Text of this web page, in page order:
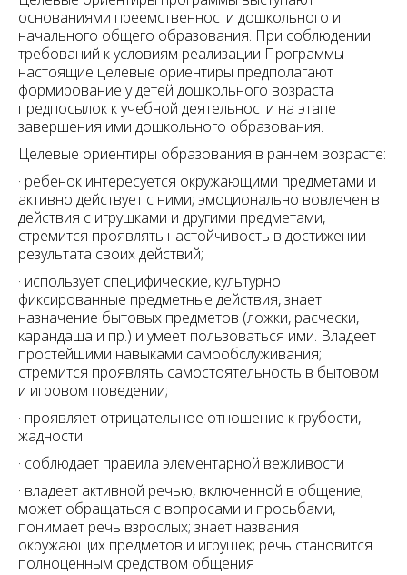
основаниями преемственности дошкольного и
начального общего образования. При соблюдении
требований к условиям реализации Программы
настоящие целевые ориентиры предполагают
формирование у детей дошкольного возраста
предпосылок к учебной деятельности на этапе
завершения ими дошкольного образования.
Целевые ориентиры образования в раннем возрасте:
· ребенок интересуется окружающими предметами и
активно действует с ними; эмоционально вовлечен в
действия с игрушками и другими предметами,
стремится проявлять настойчивость в достижении
результата своих действий;
· использует специфические, культурно
фиксированные предметные действия, знает
назначение бытовых предметов (ложки, расчески,
карандаша и пр.) и умеет пользоваться ими. Владеет
простейшими навыками самообслуживания;
стремится проявлять самостоятельность в бытовом
и игровом поведении;
· проявляет отрицательное отношение к грубости,
жадности
· соблюдает правила элементарной вежливости
· владеет активной речью, включенной в общение;
может обращаться с вопросами и просьбами,
понимает речь взрослых; знает названия
окружающих предметов и игрушек; речь становится
полноценным средством общения